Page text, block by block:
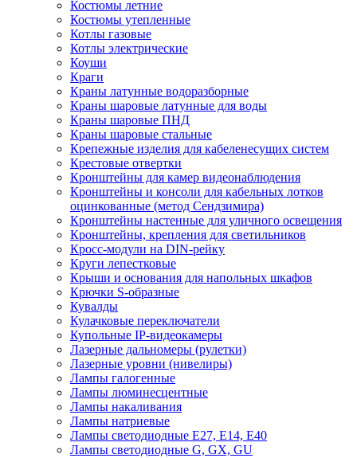
Костюмы летние
Костюмы утепленные
Котлы газовые
Котлы электрические
Коуши
Краги
Краны латунные водоразборные
Краны шаровые латунные для воды
Краны шаровые ПНД
Краны шаровые стальные
Крепежные изделия для кабеленесущих систем
Крестовые отвертки
Кронштейны для камер видеонаблюдения
Кронштейны и консоли для кабельных лотков
оцинкованные (метод Сендзимира)
Кронштейны настенные для уличного освещения
Кронштейны, крепления для светильников
Кросс-модули на DIN-рейку
Круги лепестковые
Крыши и основания для напольных шкафов
Крючки S-образные
Кувалды
Кулачковые переключатели
Купольные IP-видеокамеры
Лазерные дальномеры (рулетки)
Лазерные уровни (нивелиры)
Лампы галогенные
Лампы люминесцентные
Лампы накаливания
Лампы натриевые
Лампы светодиодные E27, E14, E40
Лампы светодиодные G, GX, GU